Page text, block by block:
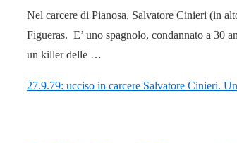
Nel carcere di Pianosa, Salvatore Cinieri (in
Figueras. E’ uno spagnolo, condannato a 30
un killer delle …
27.9.79: ucciso in carcere Salvatore Cinieri.